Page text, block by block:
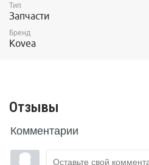
Тип
Запчасти
Бренд
Kovea
Отзывы
Комментарии